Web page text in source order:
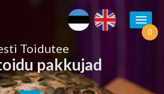
Toidutee
pakkujad
0